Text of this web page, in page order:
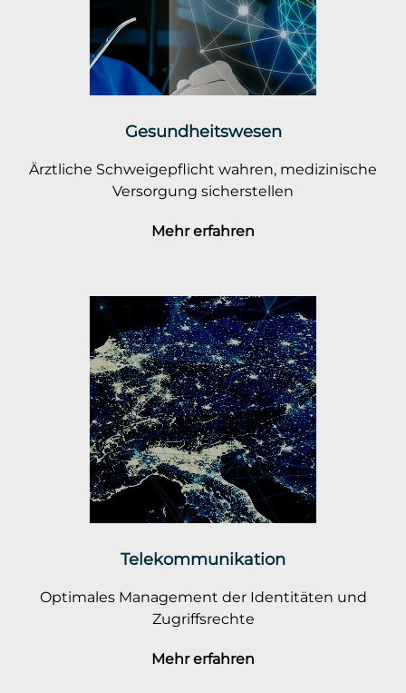
Gesundheitswesen
Ärztliche Schweigepflicht wahren, medizinische
Versorgung sicherstellen
Mehr erfahren
Telekommunikation
Optimales Management der Identitäten und
Zugriffsrechte
Mehr erfahren